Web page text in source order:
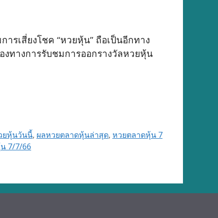
เสี่ยงโชค “หวยหุ้น” ถือเป็นอีกทาง
ทางการรับชมการออกรางวัลหวยหุ้น
ยหุ้นวันนี้, ผลหวยตลาดหุ้นล่าสุด, หวยตลาดหุ้น 7
7/7/66